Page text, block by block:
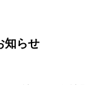
知らせ